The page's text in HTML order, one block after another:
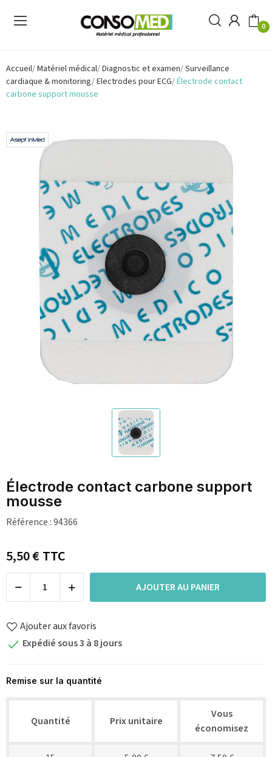
0
Accueil Matériel médical Diagnostic et examen Surveillance
cardiaque & monitoring Electrodes pour ECG Électrode contact
carbone support mousse
Électrode contact carbone support
mousse
Référence :94366
5,50 €TTC
AJOUTER AU PANIER
Ajouter aux favoris
 Expédié sous 3 à 8 jours
Remise sur la quantité
Quantité Prix unitaire
Vous
économisez